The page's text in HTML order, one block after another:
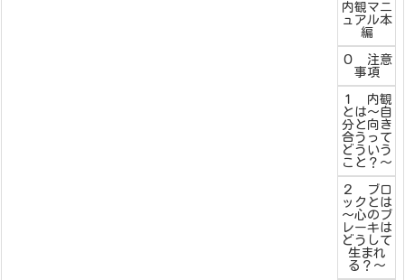
内観マニ
ュアル本
編
０ 注意
事項
１ 内観
とは～自
分と向き
合うって
どういう
こと？～
２ ブロ
ックとは
～心のブ
レーキは
どうして
生まれ
る？～